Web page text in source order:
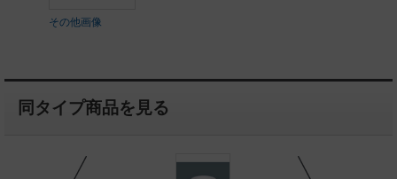
その他画像
同タイプ商品を見る